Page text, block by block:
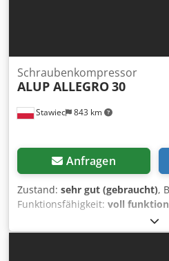
Stawiec 843 km
Schraubenkompressor
ALUP ALLEGRO30
Anfragen
Zustand: sehr gut (gebraucht),
Funktionsfähigkeit: voll
Schraubenkompressor ALUP
Frequenzumrichter, nach
Dodpfezmuwbjx Aixeck